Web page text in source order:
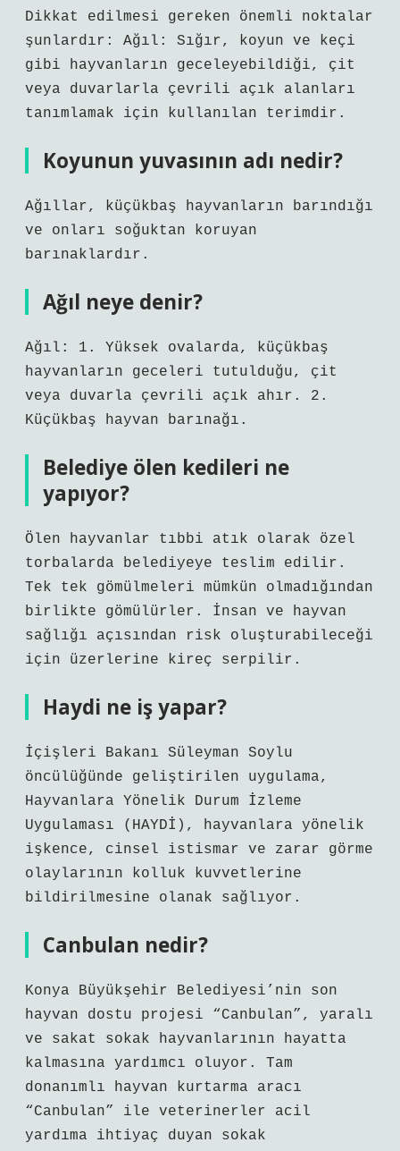
Dikkat edilmesi gereken önemli noktalar
şunlardır: Ağıl: Sığır, koyun ve keçi
gibi hayvanların geceleyebildiği, çit
veya duvarlarla çevrili açık alanları
tanımlamak için kullanılan terimdir.
Koyunun yuvasının adı nedir?
Ağıllar, küçükbaş hayvanların barındığı
ve onları soğuktan koruyan
barınaklardır.
Ağıl neye denir?
Ağıl: 1. Yüksek ovalarda, küçükbaş
hayvanların geceleri tutulduğu, çit
veya duvarla çevrili açık ahır. 2.
Küçükbaş hayvan barınağı.
Belediye ölen kedileri ne
yapıyor?
Ölen hayvanlar tıbbi atık olarak özel
torbalarda belediyeye teslim edilir.
Tek tek gömülmeleri mümkün olmadığından
birlikte gömülürler. İnsan ve hayvan
sağlığı açısından risk oluşturabileceği
için üzerlerine kireç serpilir.
Haydi ne iş yapar?
İçişleri Bakanı Süleyman Soylu
öncülüğünde geliştirilen uygulama,
Hayvanlara Yönelik Durum İzleme
Uygulaması (HAYDİ), hayvanlara yönelik
işkence, cinsel istismar ve zarar görme
olaylarının kolluk kuvvetlerine
bildirilmesine olanak sağlıyor.
Canbulan nedir?
Konya Büyükşehir Belediyesi’nin son
hayvan dostu projesi “Canbulan”, yaralı
ve sakat sokak hayvanlarının hayatta
kalmasına yardımcı oluyor. Tam
donanımlı hayvan kurtarma aracı
“Canbulan” ile veterinerler acil
yardıma ihtiyaç duyan sokak